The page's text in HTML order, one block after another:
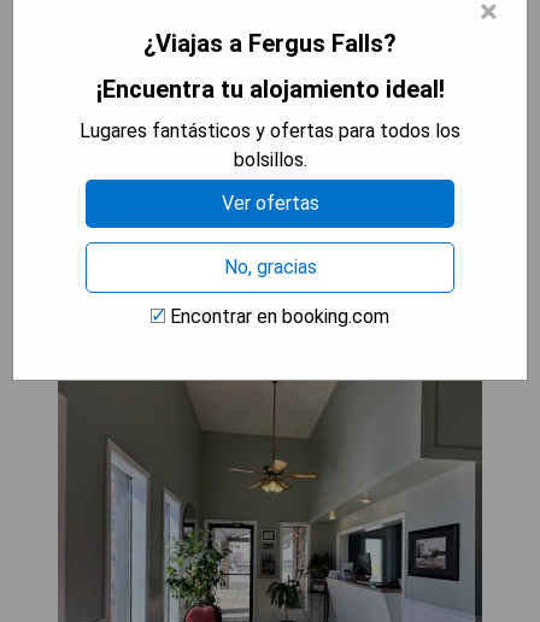
- Acceso fácil a servicios de streaming.
MOSTRAR PRECIOS
Hotel 8
×
¿Viajas a Fergus Falls?
¡Encuentra tu alojamiento ideal!
Lugares fantásticos y ofertas para todos los
bolsillos.
Ver ofertas
No, gracias
Encontrar en booking.com